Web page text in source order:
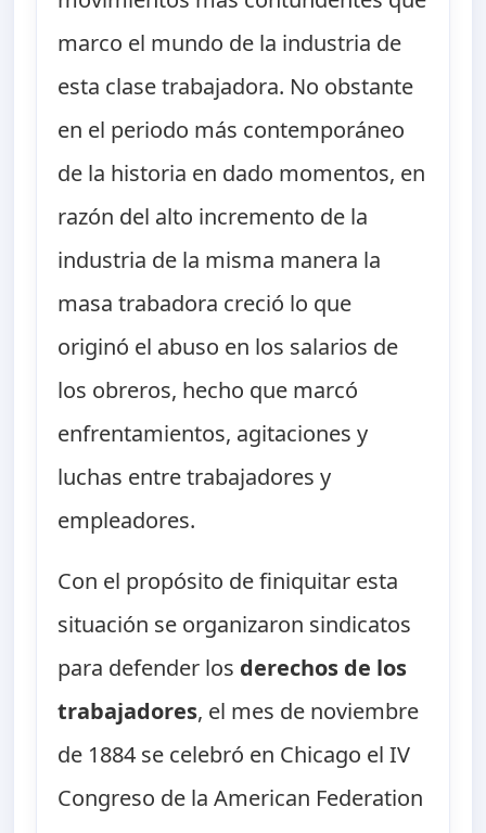
marco el mundo de la industria de
esta clase trabajadora. No obstante
en el periodo más contemporáneo
de la historia en dado momentos, en
razón del alto incremento de la
industria de la misma manera la
masa trabadora creció lo que
originó el abuso en los salarios de
los obreros, hecho que marcó
enfrentamientos, agitaciones y
luchas entre trabajadores y
empleadores.
Con el propósito de finiquitar esta
situación se organizaron sindicatos
para defender los derechos de los
trabajadores, el mes de noviembre
de 1884 se celebró en Chicago el IV
Congreso de la American Federation